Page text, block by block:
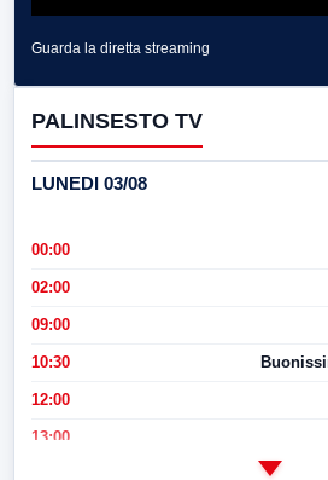
Guarda la diretta streaming
PALINSESTO TV
LUNEDI 03/08
00:00
02:00
09:00
10:30
12:00
13:00